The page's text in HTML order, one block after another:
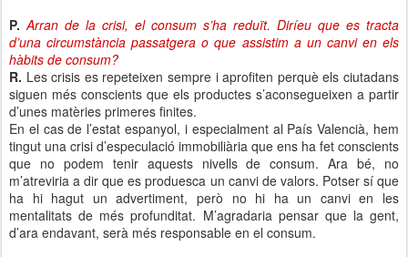
P. Arran de la crisi, el consum s’ha reduït. Diríeu que es tracta
d’una circumstància passatgera o que assistim a un canvi en els
hàbits de consum?
R. Les crisis es repeteixen sempre i aprofiten perquè els ciutadans
siguen més conscients que els productes s’aconsegueixen a partir
d’unes matèries primeres finites.
En el cas de l’estat espanyol, i especialment al País Valencià, hem
tingut una crisi d’especulació immobiliària que ens ha fet conscients
que no podem tenir aquests nivells de consum. Ara bé, no
m’atreviria a dir que es produesca un canvi de valors. Potser sí que
ha hi hagut un advertiment, però no hi ha un canvi en les
mentalitats de més profunditat. M’agradaria pensar que la gent,
d’ara endavant, serà més responsable en el consum.